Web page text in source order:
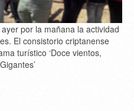
por la mañana la actividad
El consistorio criptanense
turístico ‘Doce vientos,